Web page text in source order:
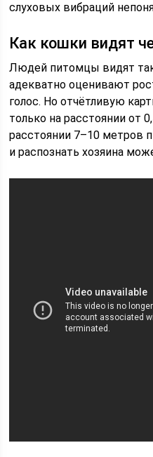
слуховых вибраций
Как кошки видят
Людей питомцы видят
адекватно оценивают
голос. Но отчётливую
только на расстоянии от
расстоянии 7–10 метров
и распознать хозяина